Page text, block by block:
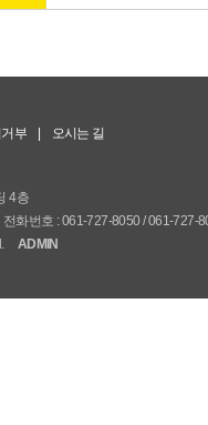
부 오시는 길
4층
전화번호 : 061-727-8050 / 061-727-
ADMIN